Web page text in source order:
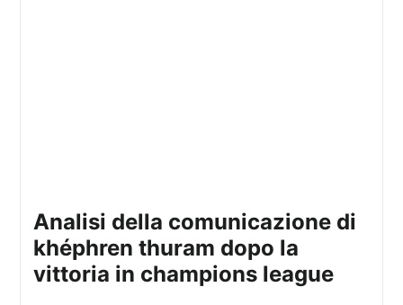
analisi della comunicazione di
khéphren thuram dopo la
vittoria in champions league